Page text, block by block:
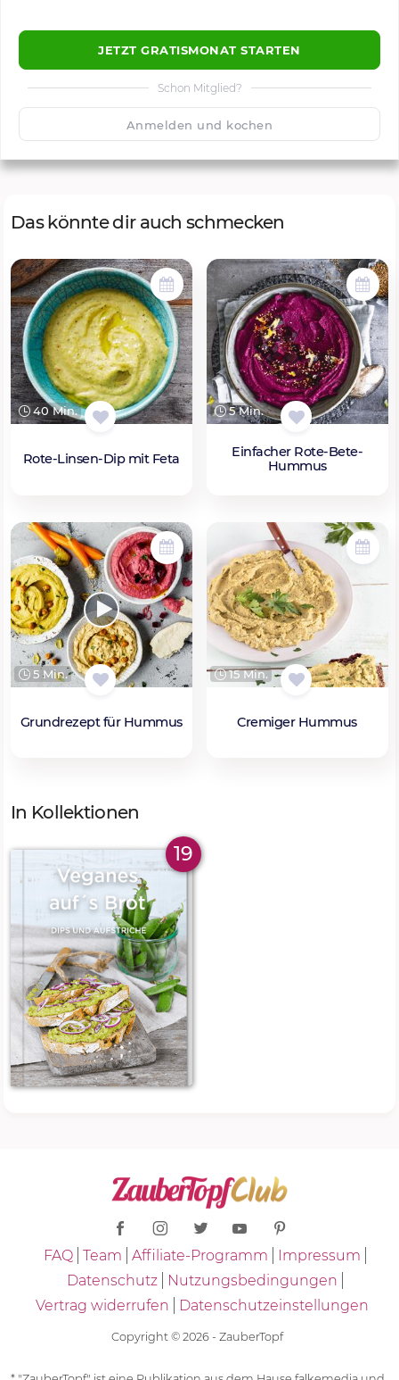
JETZT GRATISMONAT STARTEN
Schon Mitglied?
Anmelden und kochen
🙂 1500 Speichern
Das könnte dir auch schmecken
40 Min.
Rote-Linsen-Dip mit Feta
5 Min.
Einfacher Rote-Bete-
Hummus
5 Min.
Grundrezept für Hummus
15 Min.
Cremiger Hummus
In Kollektionen
19
FAQ Team Affiliate-Programm
Impressum
Datenschutz
Nutzungsbedingungen
Vertrag widerrufen
Datenschutzeinstellungen
Copyright © 2026 - ZauberTopf